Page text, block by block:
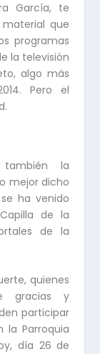
García, te
que
programas
la televisión
algo más
Pero el
la
mejor dicho
ha venido
de la
de la
quienes
gracias y
participar
la Parroquia
día 26 de